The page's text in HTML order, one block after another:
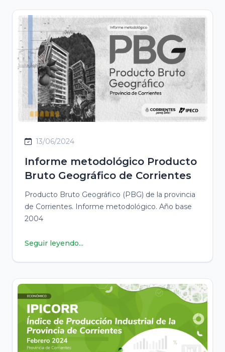
13/06/2024
Informe metodológico Producto
Bruto Geográfico de Corrientes
Producto Bruto Geográfico (PBG) de la provincia
de Corrientes. Informe metodológico. Año base
2004
Seguir leyendo...